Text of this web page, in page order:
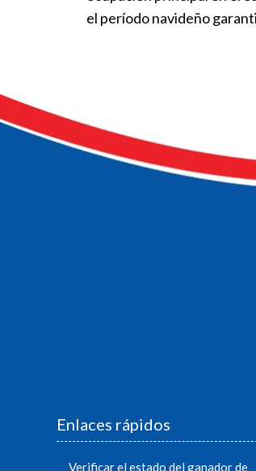
el período navideño
Enlaces rápidos
Verificar el estado del ganador de